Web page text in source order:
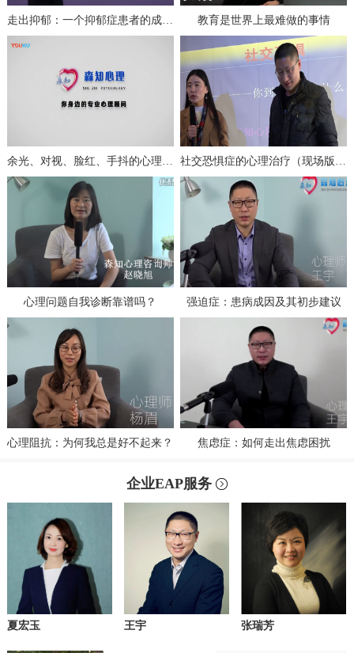
走出抑郁：一个抑郁症患者的成功自救（上） 教育是世界上最难做的事情
余光、对视、脸红、手抖的心理分析与治疗 社交恐惧症的心理治疗（现场版一）
心理问题自我诊断靠谱吗？ 强迫症：患病成因及其初步建议
心理阻抗：为何我总是好不起来？ 焦虑症：如何走出焦虑困扰
企业EAP服务
夏宏玉 王宇 张瑞芳